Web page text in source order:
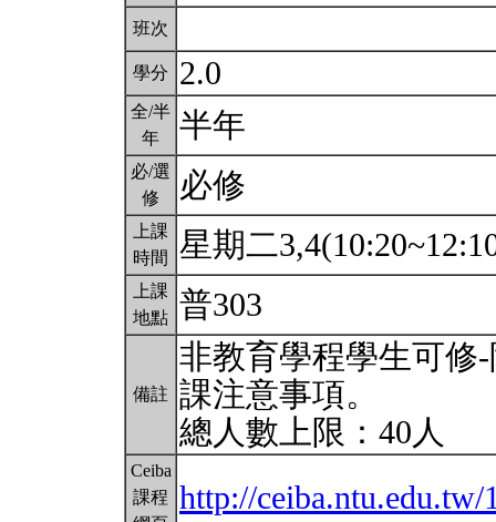
班次
學分 2.0
全/半
年
半年
必/選
修
必修
上課
時間
星期二
上課
地點 普303
備註
非教育學程學生可修
課注意事項。
總人數上限：40人
Ceiba
課程
http://ceiba.ntu.edu.tw/